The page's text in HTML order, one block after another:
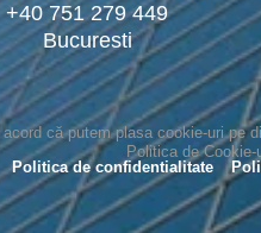
+40 751 279 449
Bucuresti
că putem plasa cookie-uri pe
Politica de
Politica de confidentialitate